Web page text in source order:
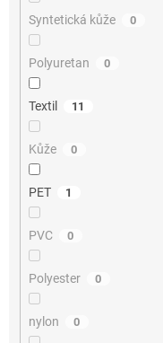
Syntetická kůže 0
Polyuretan 0
Textil 11
Kůže 0
PET 1
PVC 0
Polyester 0
nylon 0